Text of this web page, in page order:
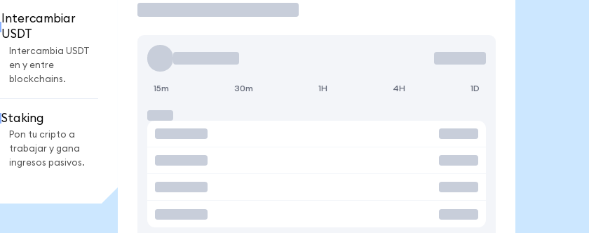
Intercambiar
USDT
Intercambia USDT
en y entre
blockchains.
Staking
Pon tu cripto a
trabajar y gana
ingresos pasivos.
15m 30m 1H 4H 1D